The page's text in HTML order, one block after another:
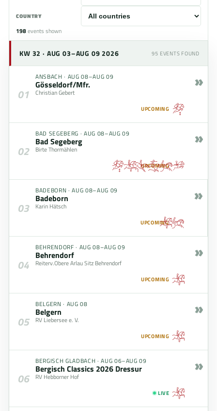
COUNTRY
198events shown
KW 32 · AUG 03–AUG 09 2026 95 EVENTS FOUND
01
ANSBACH · AUG 08–AUG 09
Gösseldorf/Mfr.
Christian Gebert
UPCOMING
»
02
BAD SEGEBERG · AUG 08–AUG 09
Bad Segeberg
Birte Thormählen
UPCOMING
»
03
BADEBORN ·AUG 08–AUG 09
Badeborn
Karin Hätsch
UPCOMING
»
04
BEHRENDORF · AUG 08–AUG 09
Behrendorf
Reiterv.Obere Arlau Sitz Behrendorf
UPCOMING
»
05
BELGERN · AUG 08
Belgern
RV Liebersee e. V.
UPCOMING
»
06
BERGISCH GLADBACH ·AUG 06–AUG 09
Bergisch Classics 2026 Dressur
RV Hebborner Hof
LIVE
»